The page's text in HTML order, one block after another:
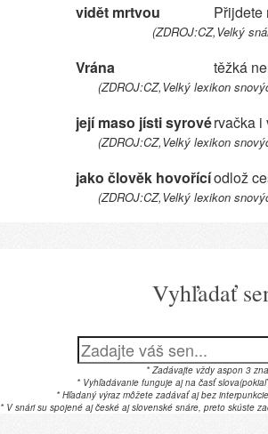
vidět mrtvou Přijdete
(ZDROJ:CZ,Velký
Vrána těžká
(ZDROJ:CZ,Velký lexikon
její maso jísti syrovérvačka i
(ZDROJ:CZ,Velký lexikon
jako člověk hovořícíodlož
(ZDROJ:CZ,Velký lexikon
Vyhľadať
* Zadávajte vždy aspon 3
* Vyhľadávanie funguje aj na časť
* Hľadaný výraz môžete zadávať aj bez
* V snári su spojené aj české aj slovenské snáre, preto skúste